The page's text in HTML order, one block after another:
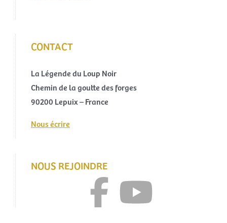
CONTACT
La Légende du Loup Noir
Chemin de la goutte des forges
90200 Lepuix – France
Nous écrire
NOUS REJOINDRE